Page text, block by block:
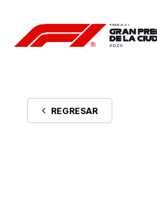
REGRESAR